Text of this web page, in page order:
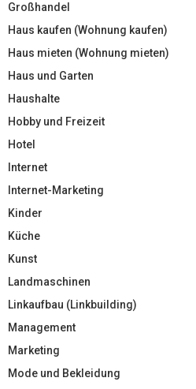
Großhandel
Haus kaufen (Wohnung kaufen)
Haus mieten (Wohnung mieten)
Haus und Garten
Haushalte
Hobby und Freizeit
Hotel
Internet
Internet-Marketing
Kinder
Küche
Kunst
Landmaschinen
Linkaufbau (Linkbuilding)
Management
Marketing
Mode und Bekleidung